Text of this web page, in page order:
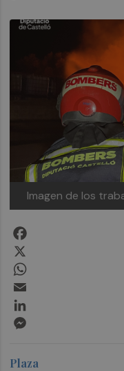
Imagen de los
Plaza